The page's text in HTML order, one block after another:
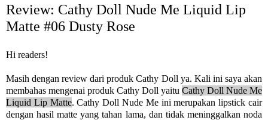
Review: Cathy Doll Nude Me Liquid Lip
Matte #06 Dusty Rose
Hi readers!
Masih dengan review dari produk Cathy Doll ya. Kali ini saya akan
membahas mengenai produk Cathy Doll yaitu Cathy Doll Nude Me
Liquid Lip Matte. Cathy Doll Nude Me ini merupakan lipstick cair
dengan hasil matte yang tahan lama, dan tidak meninggalkan noda